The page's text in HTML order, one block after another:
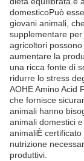
domesticoPuò
giovani animali,
supplementare
agricoltori
aumentare la
una ricca fonte di
ridurre lo stress
AOHE Amino Acid
che fornisce
animali hanno
animali domestici
animaliÈ
nutrizione
produttivi.